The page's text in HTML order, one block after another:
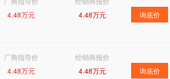
4.48万元
4.48万元
询底价
厂商指导价
4.48万元
经销商报价
4.48万元
询底价